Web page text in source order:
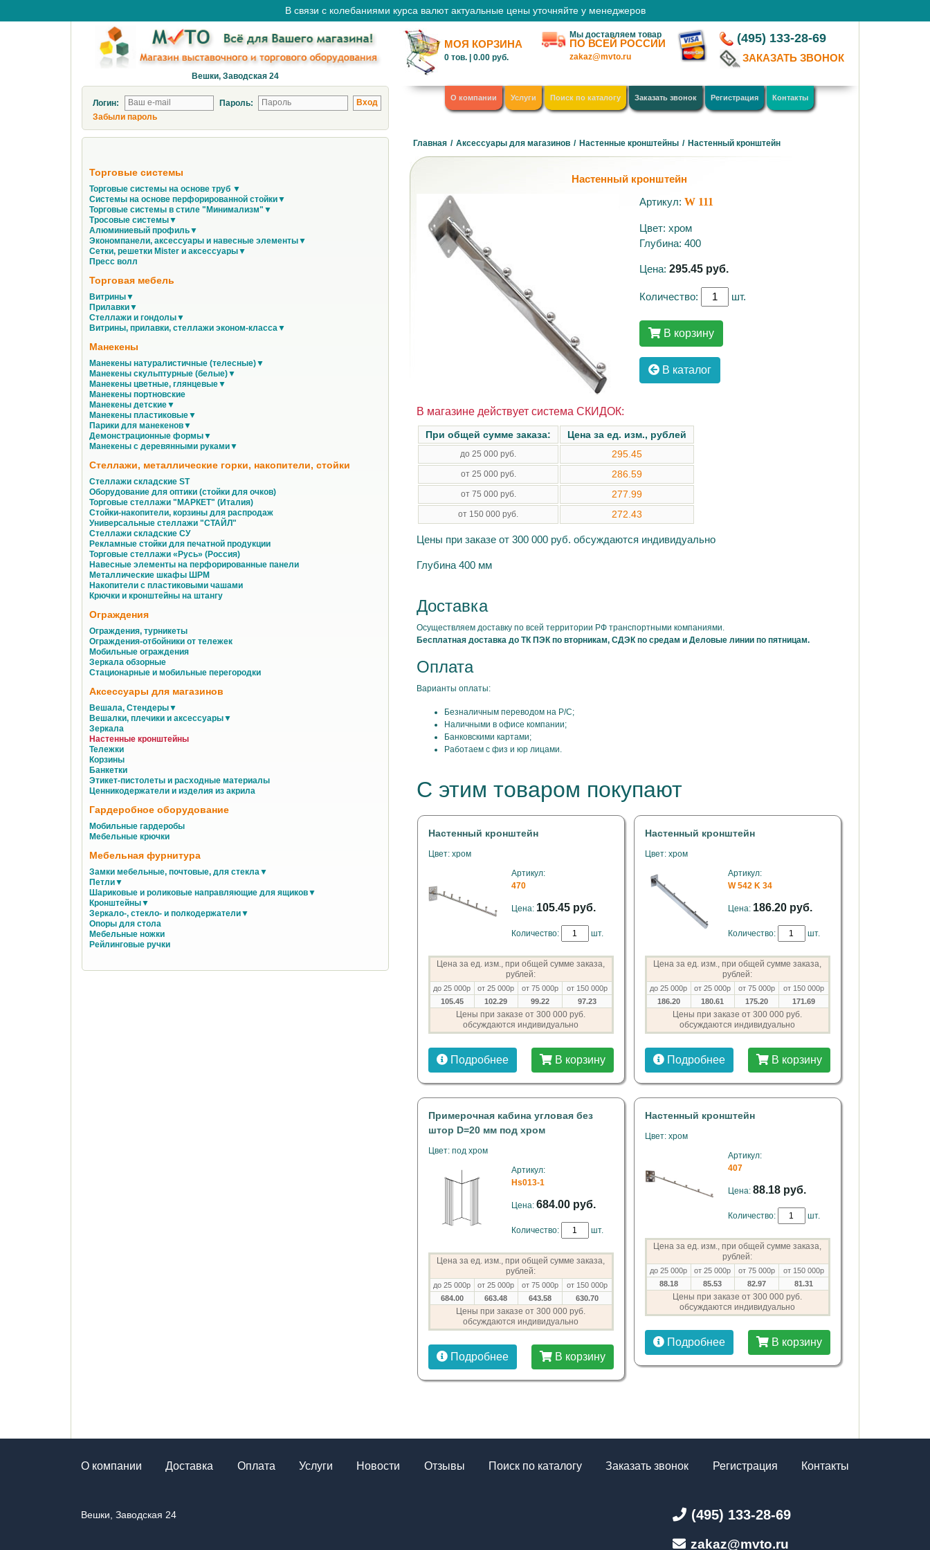
В связи с колебаниями курса валют актуальные цены уточняйте у менеджеров
Вешки, Заводская 24
МОЯ КОРЗИНА
0 тов. |0.00 руб.
Мы доставляем товар
ПО ВСЕЙ РОССИИ
zakaz@mvto.ru
(495) 133-28-69
ЗАКАЗАТЬ ЗВОНОК
Логин:
Пароль:
Забыли пароль
О компании Услуги Поиск по каталогу Заказать звонок Регистрация Контакты
Торговые системы
Торговые системы на основе труб ▼
Системы на основе перфорированной стойки▼
Торговые системы в стиле "Минимализм"▼
Тросовые системы▼
Алюминиевый профиль▼
Экономпанели, аксессуары и навесные элементы▼
Сетки, решетки Mister и аксессуары▼
Пресс волл
Торговая мебель
Витрины▼
Прилавки▼
Стеллажи и гондолы▼
Витрины, прилавки, стеллажи эконом-класса▼
Манекены
Манекены натуралистичные (телесные)▼
Манекены скульптурные (белые)▼
Манекены цветные, глянцевые▼
Манекены портновские
Манекены детские▼
Манекены пластиковые▼
Парики для манекенов▼
Демонстрационные формы▼
Манекены с деревянными руками▼
Стеллажи, металлические горки, накопители, стойки
Стеллажи складские ST
Оборудование для оптики (стойки для очков)
Торговые стеллажи "МАРКЕТ" (Италия)
Стойки-накопители, корзины для распродаж
Универсальные стеллажи "СТАЙЛ"
Стеллажи складские СУ
Рекламные стойки для печатной продукции
Торговые стеллажи «Русь» (Россия)
Навесные элементы на перфорированные панели
Металлические шкафы ШРМ
Накопители с пластиковыми чашами
Крючки и кронштейны на штангу
Ограждения
Ограждения, турникеты
Ограждения-отбойники от тележек
Мобильные ограждения
Зеркала обзорные
Стационарные и мобильные перегородки
Аксессуары для магазинов
Вешала, Стендеры▼
Вешалки, плечики и аксессуары▼
Зеркала
Настенные кронштейны
Тележки
Корзины
Банкетки
Этикет-пистолеты и расходные материалы
Ценникодержатели и изделия из акрила
Гардеробное оборудование
Мобильные гардеробы
Мебельные крючки
Мебельная фурнитура
Замки мебельные, почтовые, для стекла▼
Петли▼
Шариковые и роликовые направляющие для ящиков▼
Кронштейны▼
Зеркало-, стекло- и полкодержатели▼
Опоры для стола
Мебельные ножки
Рейлинговые ручки
Главная / Аксессуары для магазинов / Настенные кронштейны / Настенный кронштейн
Настенный кронштейн
Артикул:W 111
Цвет: хром
Глубина: 400
Цена:295.45 руб.
Количество: шт.
В корзину
В каталог
В магазине действует система СКИДОК:
При общей сумме заказа: Цена за ед. изм., рублей
до 25 000 руб. 295.45
от 25 000 руб. 286.59
от 75 000 руб. 277.99
от 150 000 руб. 272.43
Цены при заказе от 300 000 руб. обсуждаются индивидуально
Глубина 400 мм
Доставка
Осуществляем доставку по всей территории РФ транспортными компаниями.
Бесплатная доставка до ТК ПЭК по вторникам, СДЭК по средам и Деловые линии по пятницам.
Оплата
Варианты оплаты:
Безналичным переводом на Р/С;
Наличными в офисе компании;
Банковскими картами;
Работаем с физ и юр лицами.
С этим товаром покупают
Настенный кронштейн
Цвет: хром
Артикул:
470
Цена: 105.45 руб.
Количество: шт.
Цена за ед. изм., при общей сумме заказа,
рублей:
до 25 000р от 25 000р от 75 000р
от 150 000р
105.45
102.29 99.22 97.23
Цены при заказе от 300 000 руб.
обсуждаются индивидуально
Подробнее В корзину
Настенный кронштейн
Цвет: хром
Артикул:
W 542 K 34
Цена: 186.20 руб.
Количество: шт.
Цена за ед. изм., при общей сумме заказа,
рублей:
до 25 000р от 25 000р от 75 000р
от 150 000р
186.20
180.61 175.20 171.69
Цены при заказе от 300 000 руб.
обсуждаются индивидуально
Подробнее В корзину
Примерочная кабина угловая без
штор D=20 мм под хром
Цвет: под хром
Артикул:
Hs013-1
Цена: 684.00 руб.
Количество: шт.
Цена за ед. изм., при общей сумме заказа,
рублей:
до 25 000р от 25 000р от 75 000р
от 150 000р
684.00
663.48 643.58 630.70
Цены при заказе от 300 000 руб.
обсуждаются индивидуально
Подробнее В корзину
Настенный кронштейн
Цвет: хром
Артикул:
407
Цена: 88.18 руб.
Количество: шт.
Цена за ед. изм., при общей сумме заказа,
рублей:
до 25 000р от 25 000р от 75 000р
от 150 000р
88.18
85.53 82.97 81.31
Цены при заказе от 300 000 руб.
обсуждаются индивидуально
Подробнее В корзину
О компании Доставка Оплата Услуги Новости Отзывы Поиск по каталогу Заказать звонок Регистрация Контакты
Вешки, Заводская 24 (495) 133-28-69
zakaz@mvto.ru